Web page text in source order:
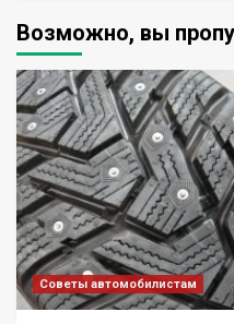
Возможно, вы
Советы автомобилистам